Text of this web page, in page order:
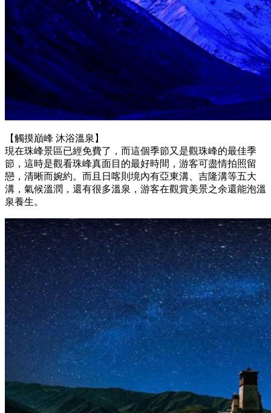
【觸摸巔峰 沐浴溫泉】
現在珠峰景區已經免費了，而這個季節又是觀珠峰的最佳季
節，這時是觀看珠峰真面目的最好時間，游客可盡情拍照留
戀，清晰而婉約。而且日喀則境內有亞東溝、吉隆溝等五大
溝，氣候溫潤，還有很多溫泉，游客在觀賞美景之余還能泡溫
泉養生。